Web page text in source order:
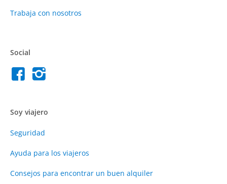
Trabaja con nosotros
Social
Soy viajero
Seguridad
Ayuda para los viajeros
Consejos para encontrar un buen alquiler